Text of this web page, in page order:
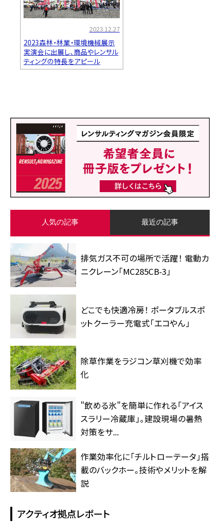
2023.12.27
2023森林・林業・環境機械展示
実演会に出展し、商品やレンサル
ティングの特長をアピール
人気の記事 最近の記事
排気ガス不可の場所で活躍！ 電動カ
ニクレーン「MC285CB-3」
どこでも快適冷房！ ポータブルスポ
ットクーラー充電式「エコやん」
除草作業をラジコン草刈機で効率
化
"飲める氷"を簡単に作れる「アイス
スラリー冷蔵庫」。建設現場の暑熱
対策をサ...
作業効率化に「チルトローテータ」搭
載のバックホー。技術やメリットを解
説
アクティオ拠点レポート